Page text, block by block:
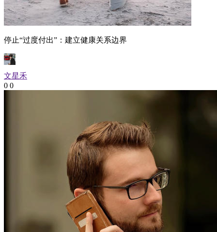
停止“过度付出”：建立健康关系边界
文星禾
0 0